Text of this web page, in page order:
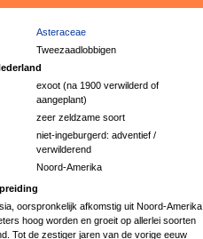
Asteraceae
Tweezaadlobbigen
exoot (na 1900 verwilderd of
aangeplant)
zeer zeldzame soort
niet-ingeburgerd: adventief /
verwilderend
Noord-Amerika
oorspronkelijk afkomstig uit Noord-Amerika,
hoog worden en groeit op allerlei soorten
Tot de zestiger jaren van de vorige eeuw